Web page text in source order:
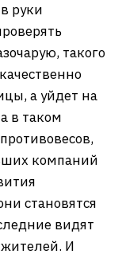
руки
такого
а уйдет на
в таком
компаний
становятся
видят
жителей. И